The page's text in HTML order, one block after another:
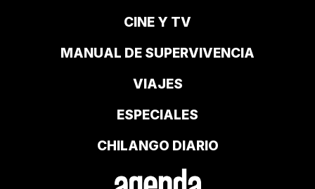
CINE Y TV
MANUAL DE SUPERVIVENCIA
VIAJES
ESPECIALES
CHILANGO DIARIO